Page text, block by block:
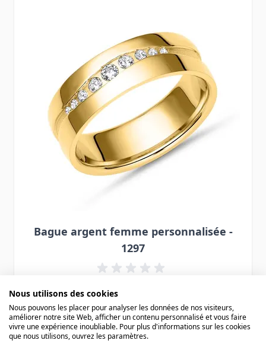
Bague argent femme personnalisée -
1297
188,90 €
Nous utilisons des cookies
Nous pouvons les placer pour analyser les données de nos visiteurs,
améliorer notre site Web, afficher un contenu personnalisé et vous faire
vivre une expérience inoubliable. Pour plus d'informations sur les cookies
que nous utilisons, ouvrez les paramètres.